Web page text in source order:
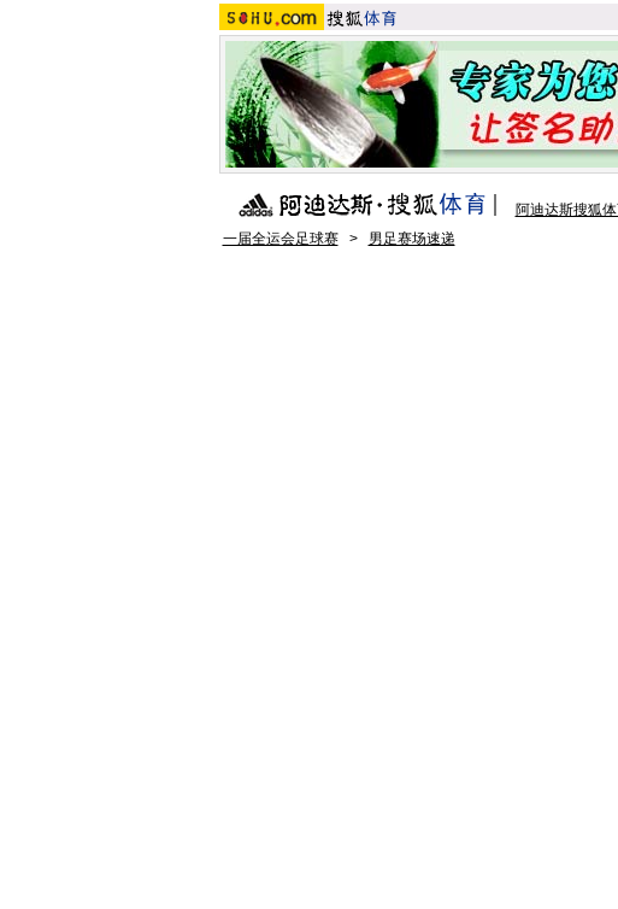
阿迪达斯搜狐
一届全运会足球赛
> 男足赛场速递